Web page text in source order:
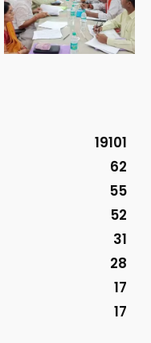
19101
62
55
52
31
28
17
17